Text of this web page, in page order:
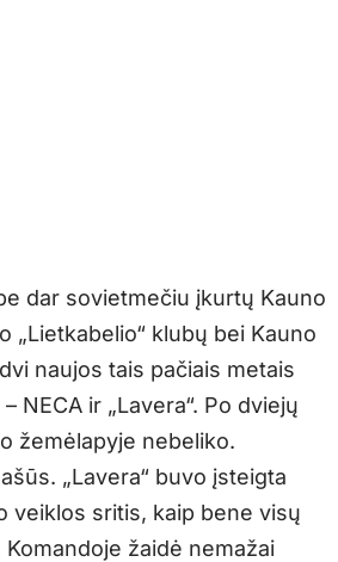
dar sovietmečiu įkurtų Kauno
„Lietkabelio“ klubų bei Kauno
naujos tais pačiais metais
NECA ir „Lavera“. Po dviejų
žemėlapyje nebeliko.
„Lavera“ buvo įsteigta
veiklos sritis, kaip bene visų
žaidė nemažai